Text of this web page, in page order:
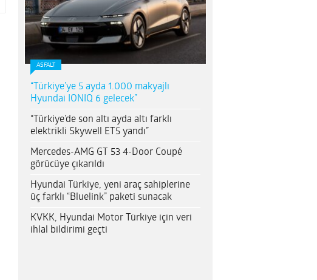
ASFALT
“Türkiye’ye 5 ayda 1.000 makyajlı
Hyundai IONIQ 6 gelecek”
“Türkiye’de son altı ayda altı farklı
elektrikli Skywell ET5 yandı”
Mercedes-AMG GT 53 4-Door Coupé
görücüye çıkarıldı
Hyundai Türkiye, yeni araç sahiplerine
üç farklı “Bluelink” paketi sunacak
KVKK, Hyundai Motor Türkiye için veri
ihlal bildirimi geçti